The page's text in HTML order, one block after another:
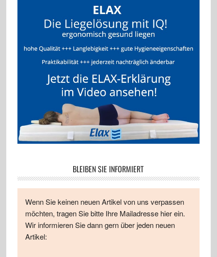
BLEIBEN SIE INFORMIERT
Wenn Sie keinen neuen Artikel von uns verpassen
möchten, tragen Sie bitte Ihre Mailadresse hier ein.
Wir informieren Sie dann gern über jeden neuen
Artikel: